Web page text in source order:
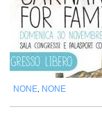
NONE NONE